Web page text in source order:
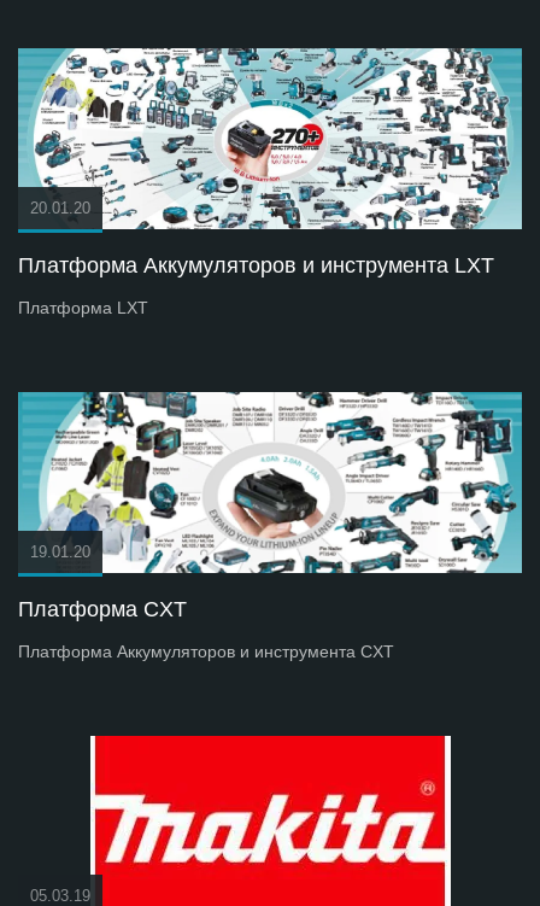
20.01.20
Платформа Аккумуляторов и инструмента LXT
Платформа LXT
19.01.20
Платформа СXT
Платформа Аккумуляторов и инструмента СXT
05.03.19